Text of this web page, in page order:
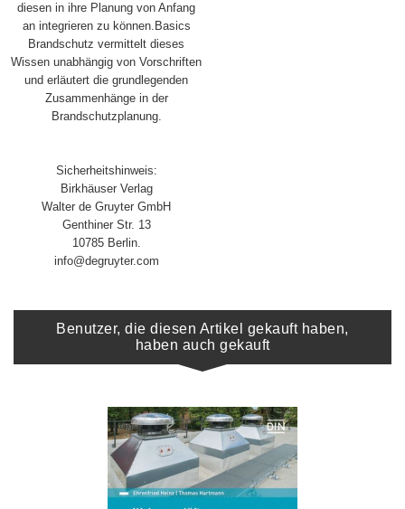
diesen in ihre Planung von Anfang
an integrieren zu können.Basics
Brandschutz vermittelt dieses
Wissen unabhängig von Vorschriften
und erläutert die grundlegenden
Zusammenhänge in der
Brandschutzplanung.
Sicherheitshinweis:
Birkhäuser Verlag
Walter de Gruyter GmbH
Genthiner Str. 13
10785 Berlin.
info@degruyter.com
Benutzer, die diesen Artikel gekauft haben,
haben auch gekauft